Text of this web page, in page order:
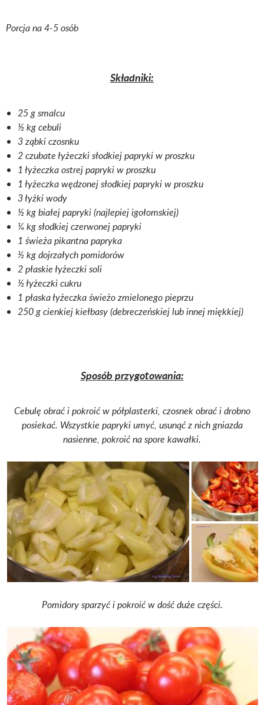
Porcja na 4-5 osób
Składniki:
25 g smalcu
½ kg cebuli
3 ząbki czosnku
2 czubate łyżeczki słodkiej papryki w proszku
1 łyżeczka ostrej papryki w proszku
1 łyżeczka wędzonej słodkiej papryki w proszku
3 łyżki wody
½ kg białej papryki (najlepiej igołomskiej)
¼ kg słodkiej czerwonej papryki
1 świeża pikantna papryka
½ kg dojrzałych pomidorów
2 płaskie łyżeczki soli
½ łyżeczki cukru
1 płaska łyżeczka świeżo zmielonego pieprzu
250 g cienkiej kiełbasy (debreczeńskiej lub innej miękkiej)
Sposób przygotowania:
Cebulę obrać i pokroić w półplasterki, czosnek obrać i drobno
posiekać. Wszystkie papryki umyć, usunąć z nich gniazda
nasienne, pokroić na spore kawałki.
Pomidory sparzyć i pokroić w dość duże części.